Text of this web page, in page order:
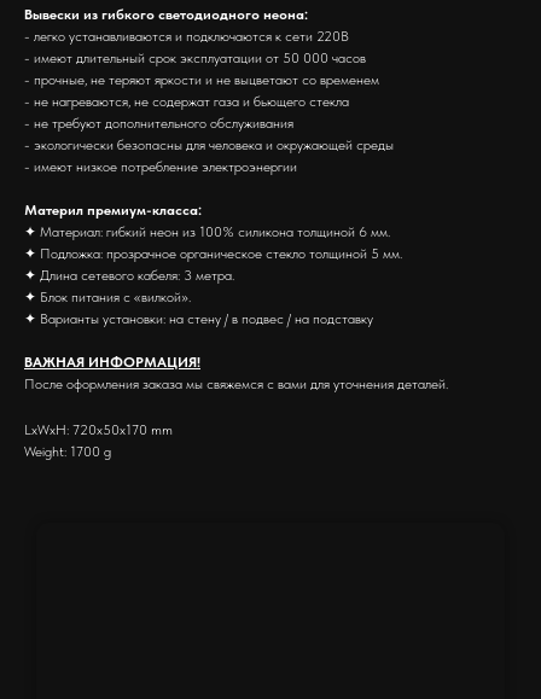
Вывески из гибкого светодиодного неона:
- легко устанавливаются и подключаются к сети 220В
- имеют длительный срок эксплуатации от 50 000 часов
- прочные, не теряют яркости и не выцветают со временем
- не нагреваются, не содержат газа и бьющего стекла
- не требуют дополнительного обслуживания
- экологически безопасны для человека и окружающей среды
- имеют низкое потребление электроэнергии
Материл премиум-класса:
✦ Материал: гибкий неон из 100% силикона толщиной 6 мм.
✦ Подложка: прозрачное органическое стекло толщиной 5 мм.
✦ Длина сетевого кабеля: 3 метра.
✦ Блок питания с «вилкой».
✦ Варианты установки: на стену / в подвес / на подставку
ВАЖНАЯ ИНФОРМАЦИЯ!
После оформления заказа мы свяжемся с вами для уточнения деталей.
LxWxH: 720x50x170 mm
Weight: 1700 g